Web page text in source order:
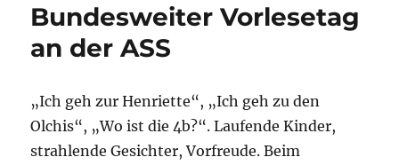
Bundesweiter Vorlesetag
an der ASS
„Ich geh zur Henriette“, „Ich geh zu den
Olchis“, „Wo ist die 4b?“. Laufende Kinder,
strahlende Gesichter, Vorfreude. Beim